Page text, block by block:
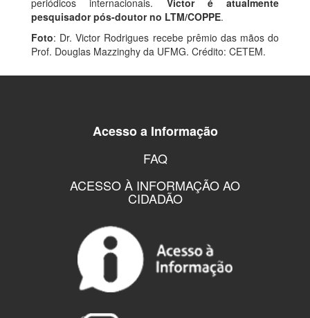
pesquisador pós-doutor no LTM/COPPE.
Foto: Dr. Victor Rodrigues recebe prêmio das mãos do
Prof. Douglas Mazzinghy da UFMG. Crédito: CETEM.
Acesso a Informação
FAQ
ACESSO À INFORMAÇÃO AO
CIDADÃO